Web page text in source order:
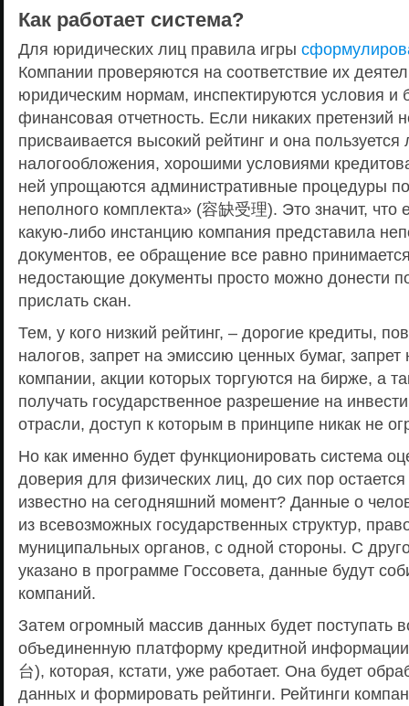
Как работает система?
Для юридических лиц правила игры
Компании проверяются на соответствие их
юридическим нормам, инспектируются условия и
финансовая отчетность. Если никаких претензий
присваивается высокий рейтинг и она
налогообложения, хорошими условиями
ней упрощаются административные процедуры
неполного комплекта» (容缺受理). Это значит,
какую-либо инстанцию компания представила
документов, ее обращение все равно
недостающие документы просто можно донести
прислать скан.
Тем, у кого низкий рейтинг, – дорогие кредиты,
налогов, запрет на эмиссию ценных бумаг,
компании, акции которых торгуются на бирже, а
получать государственное разрешение на
отрасли, доступ к которым в принципе никак не
Но как именно будет функционировать система
доверия для физических лиц, до сих пор остается
известно на сегодняшний момент? Данные о
из всевозможных государственных структур,
муниципальных органов, с одной стороны. С
указано в программе Госсовета, данные будут
компаний.
Затем огромный массив данных будет поступать
объединенную платформу кредитной
台), которая, кстати, уже работает. Она будет
данных и формировать рейтинги. Рейтинги